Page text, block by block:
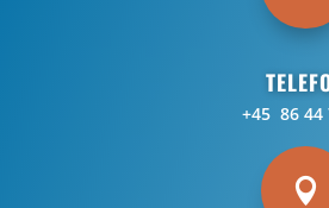
+45 86 44
